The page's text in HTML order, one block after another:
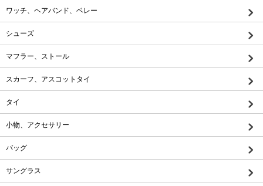
ワッチ、ヘアバンド、ベレー
シューズ
マフラー、ストール
スカーフ、アスコットタイ
タイ
小物、アクセサリー
バッグ
サングラス